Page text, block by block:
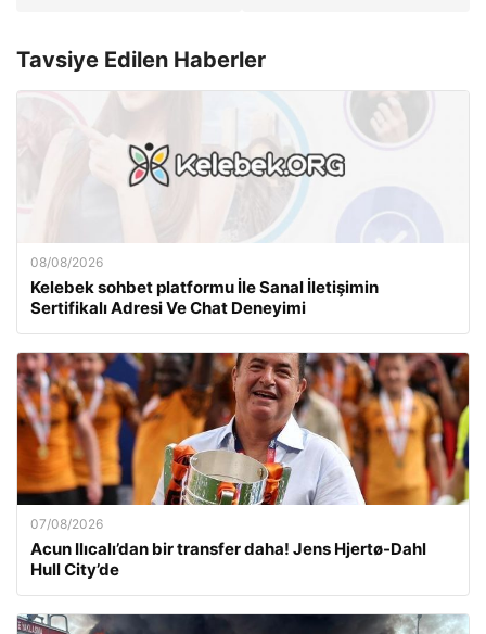
Tavsiye Edilen Haberler
08/08/2026
Kelebek sohbet platformu İle Sanal İletişimin
Sertifikalı Adresi Ve Chat Deneyimi
07/08/2026
Acun Ilıcalı’dan bir transfer daha! Jens Hjertø-Dahl
Hull City’de